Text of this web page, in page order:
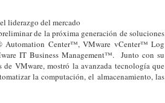
liderazgo del mercado
de la próxima generación de soluciones
Automation Center™, VMware vCenter™ Log
IT Business Management™. Junto con su
VMware, mostró la avanzada tecnología que
la computación, el almacenamiento, las